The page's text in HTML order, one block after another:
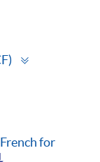
for